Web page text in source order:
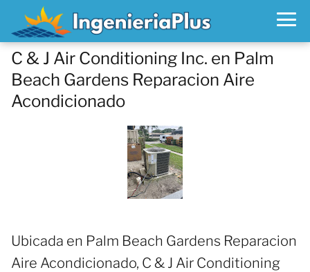
C & J Air Conditioning Inc. en Palm
Beach Gardens Reparacion Aire
Acondicionado
Ubicada en Palm Beach Gardens Reparacion
Aire Acondicionado, C & J Air Conditioning